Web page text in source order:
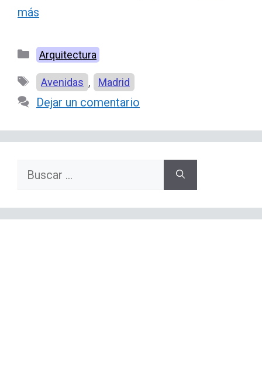
más
Categorías
Arquitectura
Etiquetas
Avenidas , Madrid
Dejar un comentario
Buscar: